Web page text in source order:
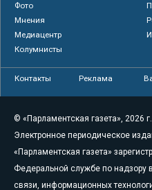
Фото
Мнения
Медиацентр
Колумнисты
Контакты Реклама
© «Парламентская газета», 2026 г.
Электронное периодическое
«Парламентская газета»
Федеральной службе по надзору
связи, информационных